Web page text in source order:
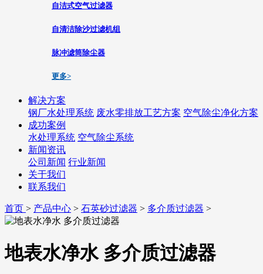
自洁式空气过滤器
自清洁除沙过滤机组
脉冲滤筒除尘器
更多>
解决方案
钢厂水处理系统 废水零排放工艺方案 空气除尘净化方案
成功案例
水处理系统 空气除尘系统
新闻资讯
公司新闻 行业新闻
关于我们
联系我们
首页 > 产品中心 > 石英砂过滤器 > 多介质过滤器 >
地表水净水 多介质过滤器